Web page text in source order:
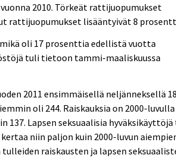
2010. Törkeät rattijuopumukset
rattijuopumukset lisääntyivät 8
oli 17 prosenttia edellistä vuotta
tuli tietoon tammi-maaliskuussa
2011 ensimmäisellä neljänneksellä
oli 244. Raiskauksia on 2000-luvulla
137. Lapsen seksuaalisia
niin paljon kuin 2000-luvun
raiskausten ja lapsen